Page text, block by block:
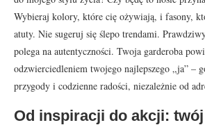
Wybieraj kolory, które cię ożywiają, i fasony,
atuty. Nie sugeruj się ślepo trendami.
polega na autentyczności. Twoja garderoba
odzwierciedleniem twojego najlepszego „ja” –
przygody i codzienne radości, niezależnie od
Od inspiracji do akcji: